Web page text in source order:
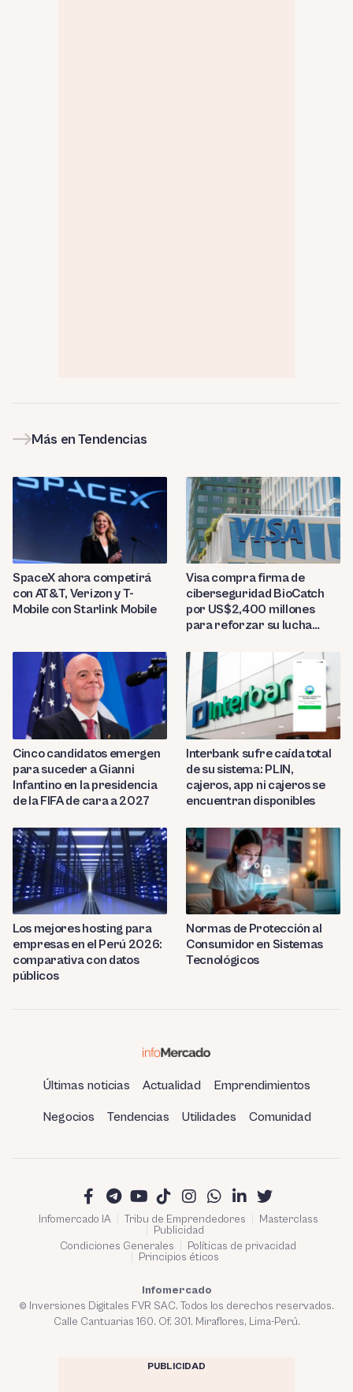
Más en Tendencias
SpaceX ahora competirá
con AT&T, Verizon y T-
Mobile con Starlink Mobile
Visa compra firma de
ciberseguridad BioCatch
por US$2,400 millones
para reforzar su lucha
Cinco candidatos emergen
para suceder a Gianni
Infantino en la presidencia
de la FIFA de cara a 2027
Interbank sufre caída total
de su sistema: PLIN,
cajeros, app ni cajeros se
encuentran disponibles
Los mejores hosting para
empresas en el Perú 2026:
comparativa con datos
públicos
Normas de Protección al
Consumidor en Sistemas
Tecnológicos
Últimas noticias Actualidad Emprendimientos
Negocios Tendencias Utilidades Comunidad
Infomercado IA Tribu de Emprendedores
Masterclass
Publicidad
Condiciones Generales
Políticas de privacidad
Principios éticos
Infomercado
© Inversiones Digitales FVR SAC. Todos los derechos reservados.
Calle Cantuarias 160. Of. 301. Miraflores, Lima-Perú.
PUBLICIDAD